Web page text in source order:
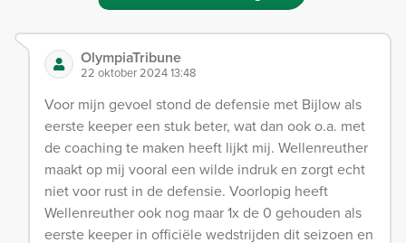
OlympiaTribune
22 oktober 2024 13:48
Voor mijn gevoel stond de defensie met Bijlow als
eerste keeper een stuk beter, wat dan ook o.a. met
de coaching te maken heeft lijkt mij. Wellenreuther
maakt op mij vooral een wilde indruk en zorgt echt
niet voor rust in de defensie. Voorlopig heeft
Wellenreuther ook nog maar 1x de 0 gehouden als
eerste keeper in officiële wedstrijden dit seizoen en